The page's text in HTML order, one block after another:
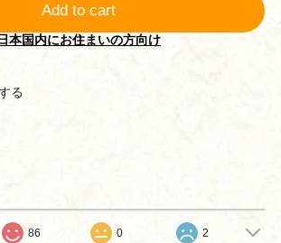
Add to cart
日本国内にお住まいの方向け
る
86 0 2